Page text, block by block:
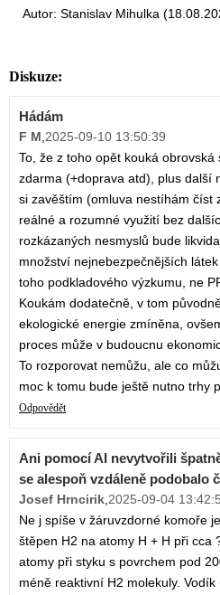
Autor: Stanislav Mihulka
Diskuze:
Hádám
F M 2025-09-10 13:50:39
To, že z toho opět kouká
zdarma (+doprava atd), plus další
si zavěštím (omluva nestíhám číst
reálné a rozumné využití bez
rozkázaných nesmyslů bude
množství nejnebezpečnějších
toho podkladového výzkumu, ne
Koukám dodatečně, v tom
ekologické energie zmíněna,
proces může v budoucnu
To rozporovat nemůžu, ale co
moc k tomu bude ještě nutno trhy
Odpovědět
Ani pomocí AI nevytvořili
se alespoň vzdáleně podobalo
Josef Hrncirik 2025-09-04
Ne j spíše v žáruvzdorné komoře
štěpen H2 na atomy H + H při cca
atomy při styku s povrchem pod
méně reaktivní H2 molekuly.